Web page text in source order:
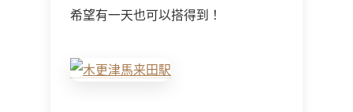
希望有一天也可以搭得到！